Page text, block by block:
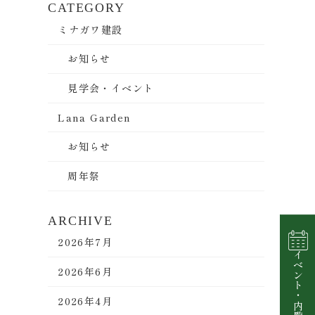
CATEGORY
ミナガワ建設
お知らせ
見学会・イベント
Lana Garden
お知らせ
周年祭
ARCHIVE
2026年7月
2026年6月
2026年4月
イベント
・